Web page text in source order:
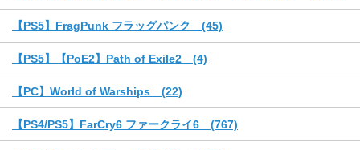
【PS5】FragPunk フラッグパンク (45)
【PS5】【PoE2】Path of Exile2 (4)
【PC】World of Warships (22)
【PS4/PS5】FarCry6 ファークライ6 (767)